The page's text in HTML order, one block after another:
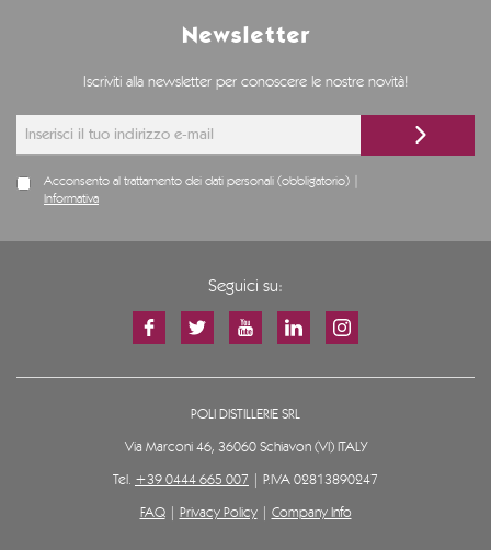
Newsletter
Iscriviti alla newsletter per conoscere le nostre novità!
Acconsento al trattamento dei dati personali (obbligatorio) |
Informativa
Seguici su:
POLI DISTILLERIE SRL
Via Marconi 46, 36060 Schiavon (VI) ITALY
Tel. +39 0444 665 007 | P.IVA 02813890247
FAQ| Privacy Policy| Company Info